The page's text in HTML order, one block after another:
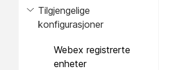
Tilgjengelige
konfigurasjoner
Webex registrerte
enheter